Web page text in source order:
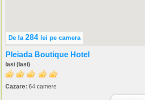
De la 284 lei pe camera
Pleiada Boutique Hotel
Iasi (Iasi)
Cazare: 64 camere